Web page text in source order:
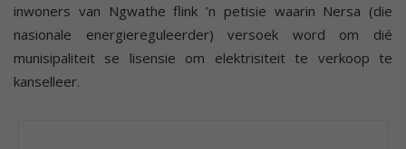
inwoners van Ngwathe flink ’n petisie waarin Nersa (die
nasionale energiereguleerder) versoek word om dié
munisipaliteit se lisensie om elektrisiteit te verkoop te
kanselleer.